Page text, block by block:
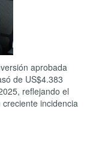
aprobada
de US$4.383
reflejando el
incidencia